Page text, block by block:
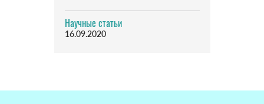
Научные статьи
16.09.2020